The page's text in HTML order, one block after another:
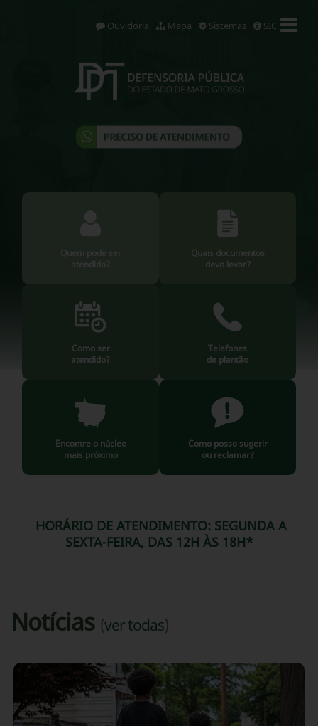
Ouvidoria Mapa Sistemas SIC
Quais documentos
devo levar?
Como ser
atendido?
Telefones
de plantão
Encontre o núcleo
mais próximo
Como posso sugerir
ou reclamar?
HORÁRIO DE ATENDIMENTO: SEGUNDA A
SEXTA-FEIRA, DAS 12H ÀS 18H*
Notícias (ver todas)